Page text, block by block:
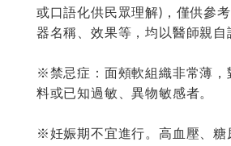
或口語化供民眾理解)，僅供參
器名稱、效果等，均以醫師親自
※禁忌症：面頰軟組織非常薄，
料或已知過敏、異物敏感者。
※妊娠期不宜進行。高血壓、糖